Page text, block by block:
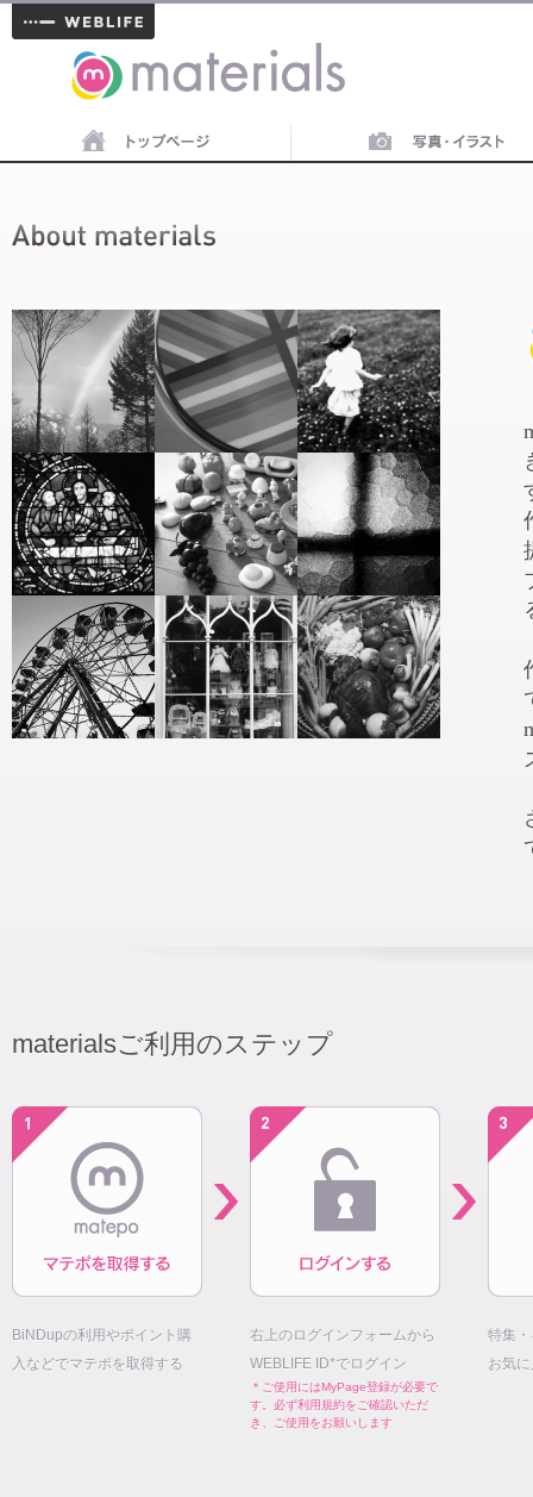
materials
materialsご利用のステップ
BiNDupの利用やポイント購
入などでマテポを取得する
右上のログインフォームから
WEBLIFE ID*でログイン
＊ご使用にはMyPage登録が必要で
す。必ず利用規約をご確認いただ
き、ご使用をお願いします
特集
お気